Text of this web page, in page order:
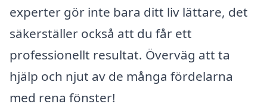
experter gör inte bara ditt liv lättare, det
säkerställer också att du får ett
professionellt resultat. Överväg att ta
hjälp och njut av de många fördelarna
med rena fönster!